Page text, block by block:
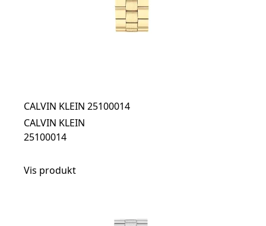
CALVIN KLEIN 25100014
CALVIN KLEIN
25100014
Vis produkt